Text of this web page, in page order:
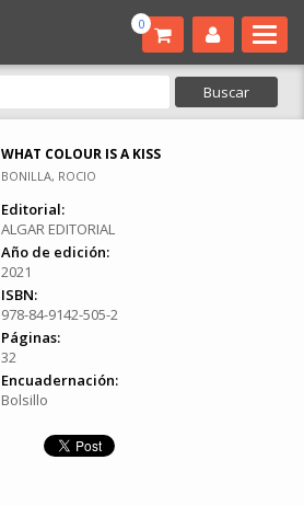
0
WHAT COLOUR IS A KISS
BONILLA, ROCIO
Editorial:
ALGAR EDITORIAL
Año de edición:
2021
ISBN:
978-84-9142-505-2
Páginas:
32
Encuadernación:
Bolsillo